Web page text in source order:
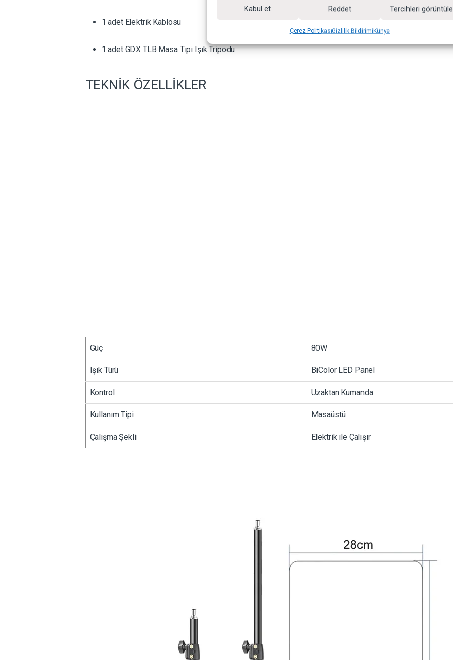
Kabul et Reddet Tercihleri görüntüle
Çerez PolitikasıGizlilik BildirimiKünye
1 adet Elektrik Kablosu
1 adet GDX TLB Masa Tipi Işık Tripodu
TEKNİK ÖZELLİKLER
Güç 80W
Işık Türü BiColor LED Panel
Kontrol Uzaktan Kumanda
Kullanım Tipi Masaüstü
Çalışma Şekli Elektrik ile Çalışır